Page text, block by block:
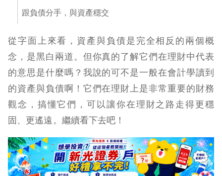
跟負債分手，與資產穩交
從字面上來看，資產與負債是完全相反的兩個概
念，是黑白兩道。但你真的了解它們在理財中代表
的意思是什麼嗎？我說的可不是一般在會計學讀到
的資產與負債啊！它們在理財上是非常重要的財務
觀念，搞懂它們，可以讓你在理財之路走得更穩
固、更遙遠。繼續看下去吧！